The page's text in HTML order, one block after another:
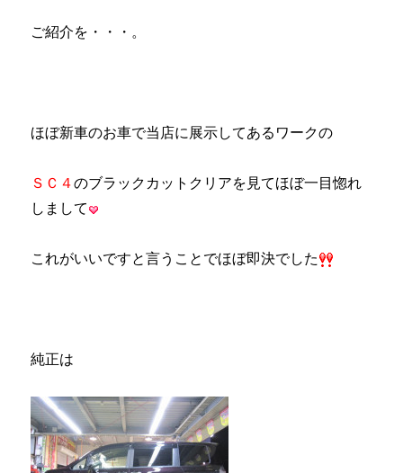
ご紹介を・・・。
ほぼ新車のお車で当店に展示してあるワークの
ＳＣ４のブラックカットクリアを見てほぼ一目惚れ
しまして
これがいいですと言うことでほぼ即決でした
純正は